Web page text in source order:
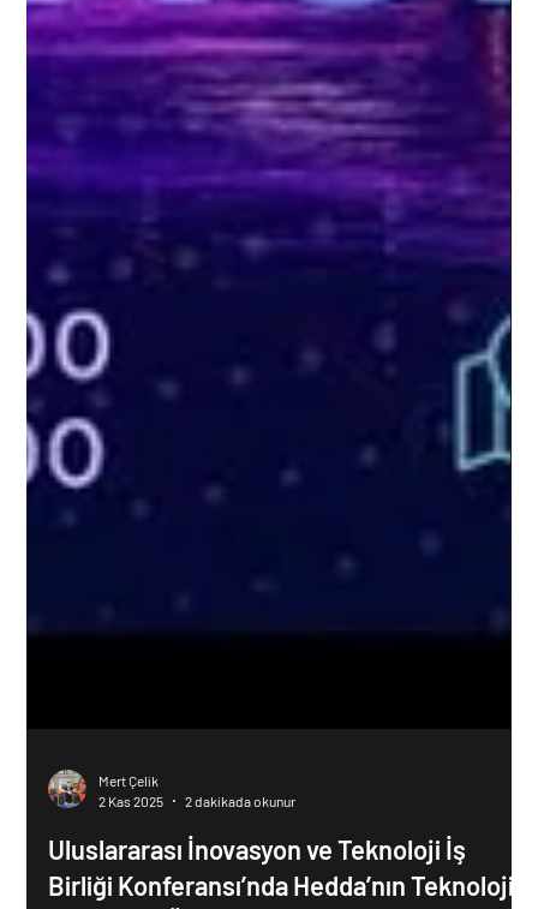
2 dakikada okunur
Uluslararası İnovasyon ve Teknoloji İş